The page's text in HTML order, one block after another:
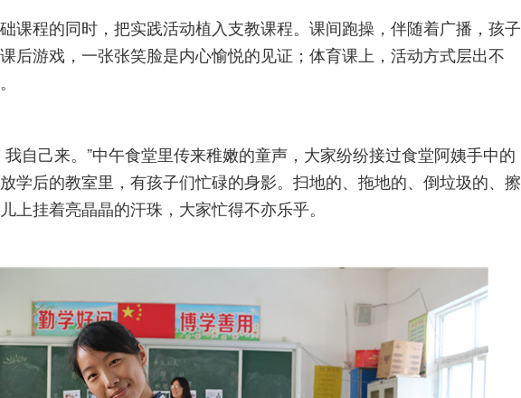
课程的同时，把实践活动植入支教课程。课间跑操，伴随着广播，孩子
后游戏，一张张笑脸是内心愉悦的见证；体育课上，活动方式层出不
自己来。”中午食堂里传来稚嫩的童声，大家纷纷接过食堂阿姨手中的
学后的教室里，有孩子们忙碌的身影。扫地的、拖地的、倒垃圾的、擦
上挂着亮晶晶的汗珠，大家忙得不亦乐乎。